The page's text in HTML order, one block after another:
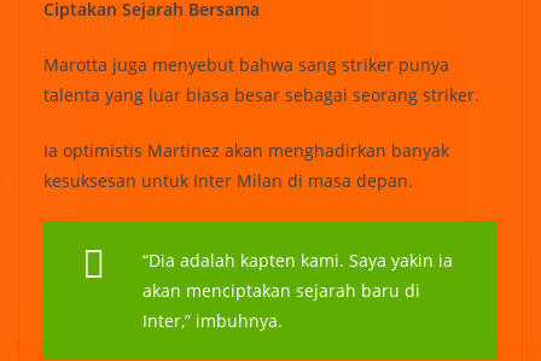
Ciptakan Sejarah Bersama
Marotta juga menyebut bahwa sang striker punya
talenta yang luar biasa besar sebagai seorang striker.
Ia optimistis Martinez akan menghadirkan banyak
kesuksesan untuk Inter Milan di masa depan.
“Dia adalah kapten kami. Saya yakin ia
akan menciptakan sejarah baru di
Inter,” imbuhnya.